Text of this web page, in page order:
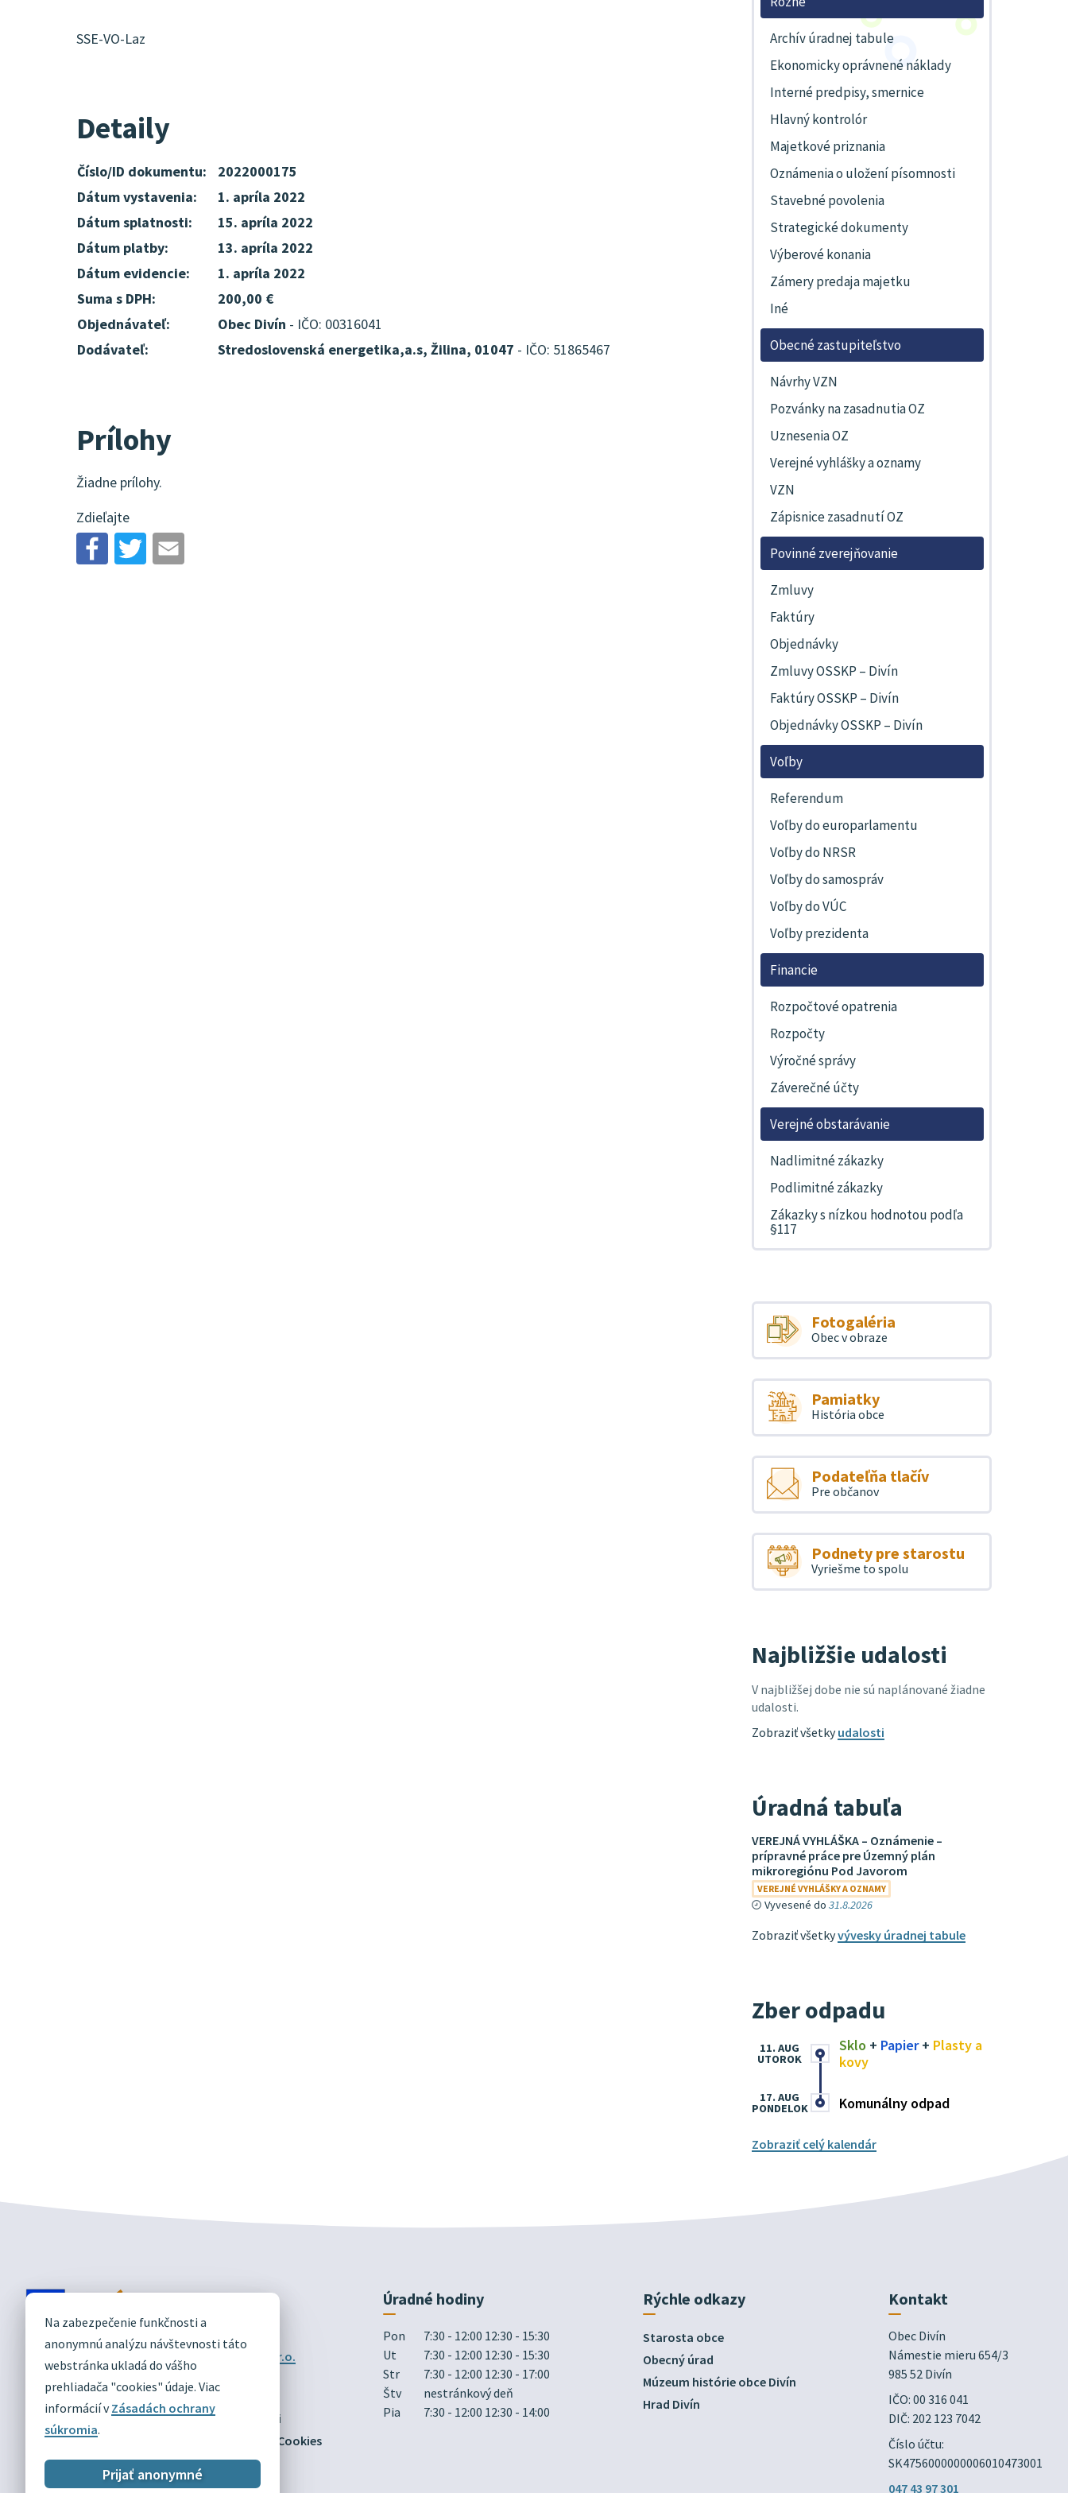
Na zabezpečenie funkčnosti a
anonymnú analýzu návštevnosti táto
webstránka ukladá do vášho
prehliadača "cookies" údaje. Viac
informácií vZásadách ochrany
súkromia.
Prijať anonymné
SSE-VO-Laz
Detaily
Číslo/ID dokumentu:
2022000175
Dátum vystavenia:
1. apríla 2022
Dátum splatnosti:
15. apríla 2022
Dátum platby:
13. apríla 2022
Dátum evidencie:
1. apríla 2022
Suma s DPH:
200,00 €
Objednávateľ:
Obec Divín - IČO: 00316041
Dodávateľ:
Stredoslovenská energetika,a.s, Žilina, 01047 - IČO: 51865467
Prílohy
Žiadne prílohy.
Zdieľajte
Archív úradnej tabule
Ekonomicky oprávnené náklady
Interné predpisy, smernice
Hlavný kontrolór
Majetkové priznania
Oznámenia o uložení písomnosti
Stavebné povolenia
Strategické dokumenty
Výberové konania
Zámery predaja majetku
Iné
Obecné zastupiteľstvo
Návrhy VZN
Pozvánky na zasadnutia OZ
Uznesenia OZ
Verejné vyhlášky a oznamy
VZN
Zápisnice zasadnutí OZ
Povinné zverejňovanie
Zmluvy
Faktúry
Objednávky
Zmluvy OSSKP – Divín
Faktúry OSSKP – Divín
Objednávky OSSKP – Divín
Voľby
Referendum
Voľby do europarlamentu
Voľby do NRSR
Voľby do samospráv
Voľby do VÚC
Voľby prezidenta
Financie
Rozpočtové opatrenia
Rozpočty
Výročné správy
Záverečné účty
Verejné obstarávanie
Nadlimitné zákazky
Podlimitné zákazky
Zákazky s nízkou hodnotou podľa
§117
Fotogaléria
Obec v obraze
Pamiatky
História obce
Podateľňa tlačív
Pre občanov
Podnety pre starostu
Vyriešme to spolu
Najbližšie udalosti
V najbližšej dobe nie sú naplánované žiadne
udalosti.
Zobraziť všetkyudalosti
Úradná tabuľa
VEREJNÁ VYHLÁŠKA – Oznámenie –
prípravné práce pre Územný plán
mikroregiónu Pod Javorom
VEREJNÉ VYHLÁŠKY A OZNAMY
Vyvesené do 31.8.2026
Zobraziť všetkyvývesky úradnej tabule
Zber odpadu
Sklo + Papier+ Plasty a
kovy
11. AUG
UTOROK
Komunálny odpad
17. AUG
PONDELOK
Zobraziť celý kalendár
DIVÍN
OFICIÁLNE STRÁNKY
Technický prevádzkovateľ:
Alphabet partner s.r.o.
Správca obsahu:Obec Divín
Posledná aktualizácia:03.08.2026
Mapa
Vyhlásenie o prístupnosti
Zásady ochrany osobných údajov
Nastaviť Cookies
Úradné hodiny
Pon
7:30 - 12:00 12:30 - 15:30
Ut
7:30 - 12:00 12:30 - 15:30
Str
7:30 - 12:00 12:30 - 17:00
Štv
nestránkový deň
Pia
7:30 - 12:00 12:30 - 14:00
Rýchle odkazy
Starosta obce
Obecný úrad
Múzeum histórie obce Divín
Hrad Divín
Kontakt
Obec Divín
Námestie mieru 654/3
985 52 Divín
IČO: 00 316 041
DIČ: 202 123 7042
Číslo účtu:
SK4756000000006010473001
047 43 97 301